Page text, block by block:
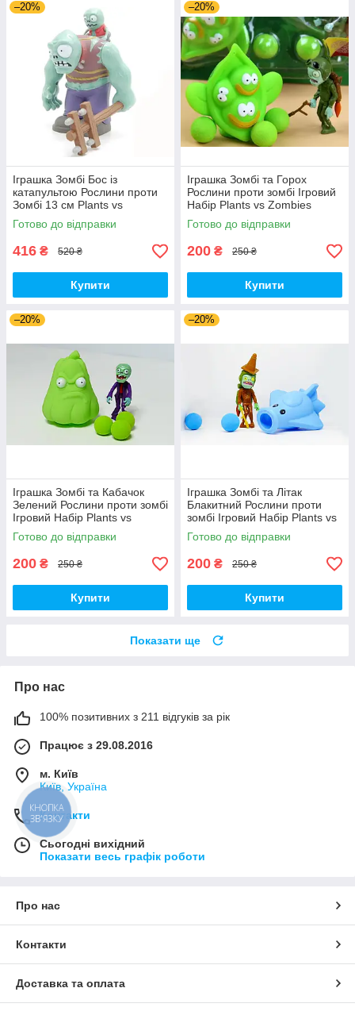
–20%
Іграшка Зомбі Бос із
катапультою Рослини проти
Зомбі 13 см Plants vs
Zombies Зомбі (00230)
Готово до відправки
416 ₴ 520 ₴
Купити
–20%
Іграшка Зомбі та Горох
Рослини проти зомбі Ігровий
Набір Plants vs Zombies
(00252)
Готово до відправки
200 ₴ 250 ₴
Купити
–20%
Іграшка Зомбі та Кабачок
Зелений Рослини проти зомбі
Ігровий Набір Plants vs
Zombies (00353)
Готово до відправки
200 ₴ 250 ₴
Купити
–20%
Іграшка Зомбі та Літак
Блакитний Рослини проти
зомбі Ігровий Набір Plants vs
Zombies (00356)
Готово до відправки
200 ₴ 250 ₴
Купити
Показати ще
Про нас
100% позитивних з 211 відгуків за рік
Працює з 29.08.2016
м. Київ
Київ, Україна
Контакти
Сьогодні вихідний
Показати весь графік роботи
Про нас
Контакти
Доставка та оплата
КНОПКА
ЗВ'ЯЗКУ